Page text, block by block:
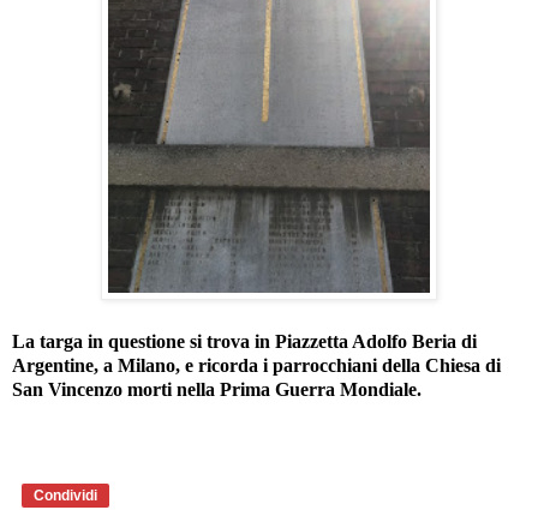
La targa in questione si trova in Piazzetta Adolfo Beria di
Argentine, a Milano, e ricorda i parrocchiani della Chiesa di
San Vincenzo morti nella Prima Guerra Mondiale.
Condividi